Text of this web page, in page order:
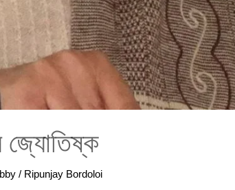
জ্যোতিষ্ক
/ Ripunjay Bordoloi